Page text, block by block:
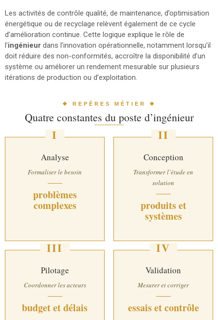
Les activités de contrôle qualité, de maintenance, d’optimisation
énergétique ou de recyclage relèvent également de ce cycle
d’amélioration continue. Cette logique explique le rôle de
l’ingénieur dans l’innovation opérationnelle, notamment lorsqu’il
doit réduire des non-conformités, accroître la disponibilité d’un
système ou améliorer un rendement mesurable sur plusieurs
itérations de production ou d’exploitation.
❖ REPÈRES MÉTIER ❖
Quatre constantes du poste d’ingénieur
I
Analyse
Formaliser le besoin
problèmes
complexes
II
Conception
Transformer l’étude en
solution
produits et
systèmes
III
Pilotage
Coordonner les acteurs
budget et délais
IV
Validation
Mesurer et corriger
essais et contrôle